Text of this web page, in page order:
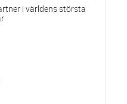
i världens största